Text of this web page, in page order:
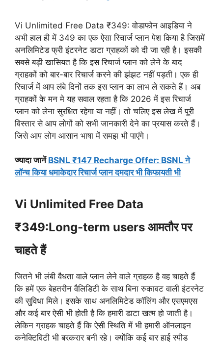
Vi Unlimited Free Data ₹349: वोडाफोन आइडिया ने
अभी हाल ही में 349 का एक ऐसा रिचार्ज प्लान पेश किया है जिसमें
अनलिमिटेड फ्री इंटरनेट डाटा ग्राहकों को दी जा रही है। इसकी
सबसे बड़ी खासियत है कि इस रिचार्ज प्लान को लेने के बाद
ग्राहकों को बार-बार रिचार्ज करने की झंझट नहीं पड़ती। एक ही
रिचार्ज में आप लंबे दिनों तक इस प्लान का लाभ ले सकते हैं। अब
ग्राहकों के मन मे यह सवाल रहता है कि 2026 में इस रिचार्ज
प्लान को लेना सुरक्षित रहेगा या नहीं। तो चलिए इस लेख में पूरी
विस्तार से आप लोगों को सभी जानकारी देने का प्रयास करते हैं।
जिसे आप लोग आसान भाषा में समझ भी पाएंगे।
ज्यादा जानें BSNL ₹147 Recharge Offer: BSNL ने
लॉन्च किया धमाकेदार रिचार्ज प्लान दमदार भी किफायती भी
Vi Unlimited Free Data
₹349:Long-term users आमतौर पर
चाहते हैं
जितने भी लंबी वैधता वाले प्लान लेने वाले ग्राहक है वह चाहते हैं
कि हमें एक बेहतरीन वैलिडिटी के साथ बिना रुकावट वाली इंटरनेट
की सुविधा मिले। इसके साथ अनलिमिटेड कॉलिंग और एसएमएस
और कई बार ऐसी भी होती है कि हमारी डाटा खत्म हो जाती है।
लेकिन ग्राहक चाहते हैं कि ऐसी स्थिति में भी हमारी ऑनलाइन
कनेक्टिविटी भी बरकरार बनी रहे। क्योंकि कई बार हाई स्पीड